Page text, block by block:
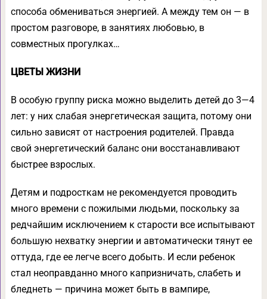
способа обмениваться энергией. А между тем он — в
простом разговоре, в занятиях любовью, в
совместных прогулках…
ЦВЕТЫ ЖИЗНИ
В особую группу риска можно выделить детей до 3—4
лет: у них слабая энергетическая защита, потому они
сильно зависят от настроения родителей. Правда
свой энергетический баланс они восстанавливают
быстрее взрослых.
Детям и подросткам не рекомендуется проводить
много времени с пожилыми людьми, поскольку за
редчайшим исключением к старости все испытывают
большую нехватку энергии и автоматически тянут ее
оттуда, где ее легче всего добыть. И если ребенок
стал неоправданно много капризничать, слабеть и
бледнеть — причина может быть в вампире,